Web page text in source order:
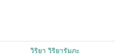
วิริยา วิริยารัมภะ